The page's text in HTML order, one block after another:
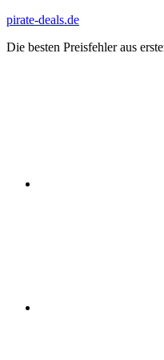
Zum
springen
pirate-deals.de
Die besten Preisfehler aus